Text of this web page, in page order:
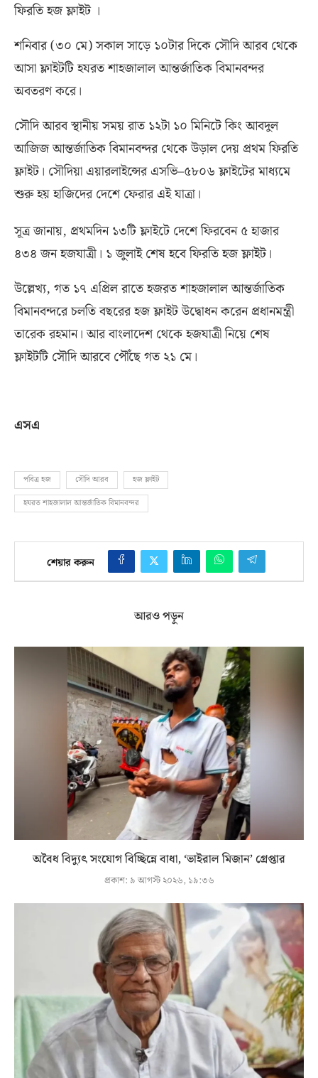
ফিরতি হজ ফ্লাইট ।
শনিবার(৩০ মে)সকাল সাড়ে ১০টার দিকে সৌদি আরব থেকে
আসা ফ্লাইটটি হযরত শাহজালাল আন্তর্জাতিক বিমানবন্দর
অবতরণ করে।
সৌদি আরব স্থানীয় সময় রাত ১২টা ১০ মিনিটে কিং আবদুল
আজিজ আন্তর্জাতিক বিমানবন্দর থেকে উড়াল দেয় প্রথম ফিরতি
ফ্লাইট। সৌদিয়া এয়ারলাইন্সের এসভি–৫৮০৬ ফ্লাইটের মাধ্যমে
শুরু হয় হাজিদের দেশে ফেরার এই যাত্রা।
সূত্র জানায়, প্রথমদিন ১৩টি ফ্লাইটে দেশে ফিরবেন ৫ হাজার
৪৩৪ জন হজযাত্রী। ১ জুলাই শেষ হবে ফিরতি হজ ফ্লাইট।
উল্লেখ্য, গত ১৭ এপ্রিল রাতে হজরত শাহজালাল আন্তর্জাতিক
বিমানবন্দরে চলতি বছরের হজ ফ্লাইট উদ্বোধন করেন প্রধানমন্ত্রী
তারেক রহমান। আর বাংলাদেশ থেকে হজযাত্রী নিয়ে শেষ
ফ্লাইটটি সৌদি আরবে পৌঁছে গত ২১ মে।
এসএ
পবিত্র হজ সৌদি আরব
হজ ফ্লাইট
হযরত শাহজালাল আন্তর্জাতিক বিমানবন্দর
শেয়ার করুন
আরও পড়ুন
অবৈধ বিদ্যুৎ সংযোগ বিচ্ছিন্নে বাধা, ‘ভাইরাল মিজান’ গ্রেপ্তার
প্রকাশ: ৯ আগস্ট ২০২৬, ১৯:৩৬